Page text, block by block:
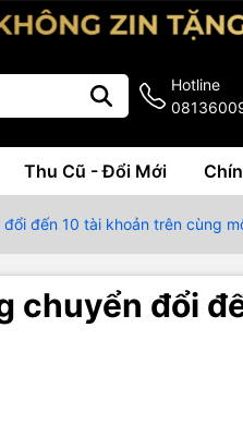
Hotline
Thu Cũ - Đổi Mới
đến 10 tài khoản trên cùng
chuyển đổi